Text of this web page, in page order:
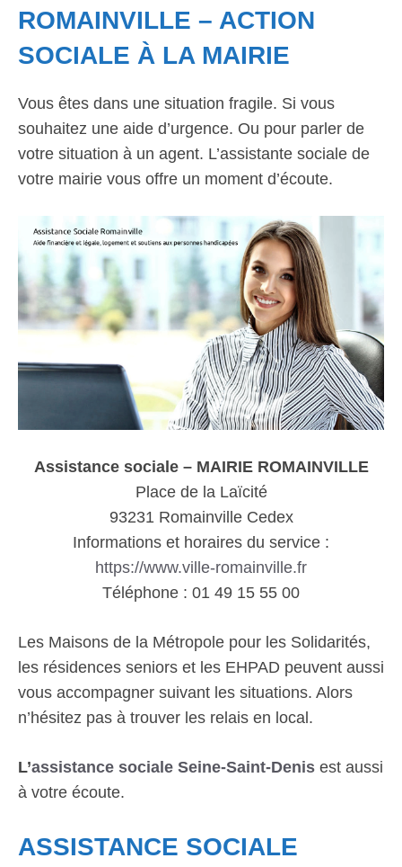
ROMAINVILLE – ACTION
SOCIALE À LA MAIRIE
Vous êtes dans une situation fragile. Si vous
souhaitez une aide d’urgence. Ou pour parler de
votre situation à un agent. L’assistante sociale de
votre mairie vous offre un moment d’écoute.
Assistance sociale – MAIRIE ROMAINVILLE
Place de la Laïcité
93231 Romainville Cedex
Informations et horaires du service :
https://www.ville-romainville.fr
Téléphone : 01 49 15 55 00
Les Maisons de la Métropole pour les Solidarités,
les résidences seniors et les EHPAD peuvent aussi
vous accompagner suivant les situations. Alors
n’hésitez pas à trouver les relais en local.
L’assistance sociale Seine-Saint-Denis est aussi
à votre écoute.
ASSISTANCE SOCIALE